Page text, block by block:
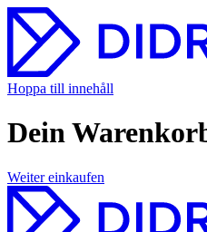
Hoppa till innehåll
Dein
Weiter einkaufen